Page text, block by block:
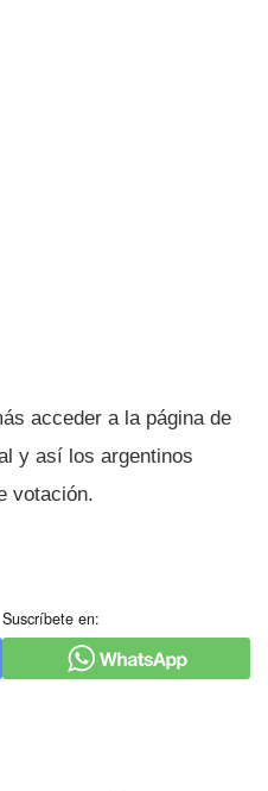
acceder a la página de
y así­ los argentinos
votación.
Suscríbete en: